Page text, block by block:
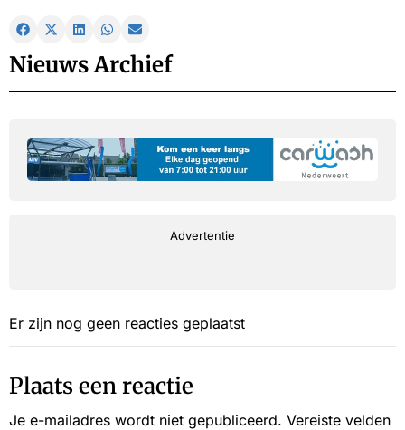
Nieuws Archief
Advertentie
Er zijn nog geen reacties geplaatst
Plaats een reactie
Je e-mailadres wordt niet gepubliceerd. Vereiste velden